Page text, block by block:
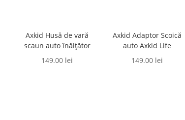
Axkid Husă de vară
scaun auto înălțător
149.00 lei
Axkid Adaptor Scoică
auto Axkid Life
149.00 lei